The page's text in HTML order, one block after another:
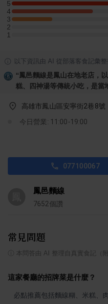
5
5 星：4 則評論
4
4 星：2 則評論
3
3 星：1 則評論
2
2 星：0 則評論
1
1 星：0 則評論
以下資訊由 AI 從部落客食記彙整
“ 鳳邑麵線是鳳山在地老店，
糕、四神湯等傳統小吃，是當
高雄市鳳山區安寧街2巷8號
今日營業: 11:00-19:00
077100067
鳳邑麵線
7652個讚
常見問題
本問答由 AI 整理自真實食記（
這家餐廳的招牌菜是什麼？
必點推薦包括麵線糊、米糕、